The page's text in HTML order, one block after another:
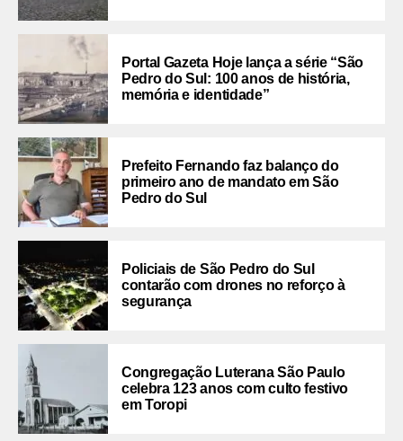
Portal Gazeta Hoje lança a série “São
Pedro do Sul: 100 anos de história,
memória e identidade”
Prefeito Fernando faz balanço do
primeiro ano de mandato em São
Pedro do Sul
Policiais de São Pedro do Sul
contarão com drones no reforço à
segurança
Congregação Luterana São Paulo
celebra 123 anos com culto festivo
em Toropi